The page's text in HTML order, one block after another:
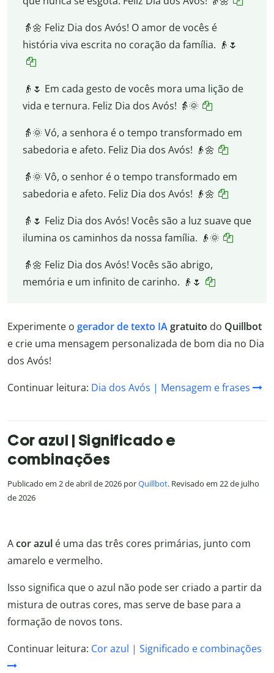
👵🌼 Feliz Dia dos Avós! O amor de vocês é
história viva escrita no coração da família. 👴🌷
👴🌷 Em cada gesto de vocês mora uma lição de
vida e ternura. Feliz Dia dos Avós! 👵🌞
👵🌞 Vó, a senhora é o tempo transformado em
sabedoria e afeto. Feliz Dia dos Avós! 👴🌼
👵🌞 Vô, o senhor é o tempo transformado em
sabedoria e afeto. Feliz Dia dos Avós! 👴🌼
👵🌷 Feliz Dia dos Avós! Vocês são a luz suave que
ilumina os caminhos da nossa família. 👴🌞
👵🌼 Feliz Dia dos Avós! Vocês são abrigo,
memória e um infinito de carinho. 👴🌷
Experimente o gerador de texto IAgratuito do Quillbot
e crie uma mensagem personalizada de bom dia no Dia
dos Avós!
Continuar leitura: Dia dos Avós | Mensagem e frases
Cor azul | Significado e
combinações
Publicado em 2 de abril de 2026 porQuillbot. Revisado em 22 de julho
de 2026
Acor azul é uma das três cores primárias, junto com
amarelo e vermelho.
Isso significa que o azul não pode ser criado a partir da
mistura de outras cores, mas serve de base para a
formação de novos tons.
Continuar leitura: Cor azul | Significado e combinações